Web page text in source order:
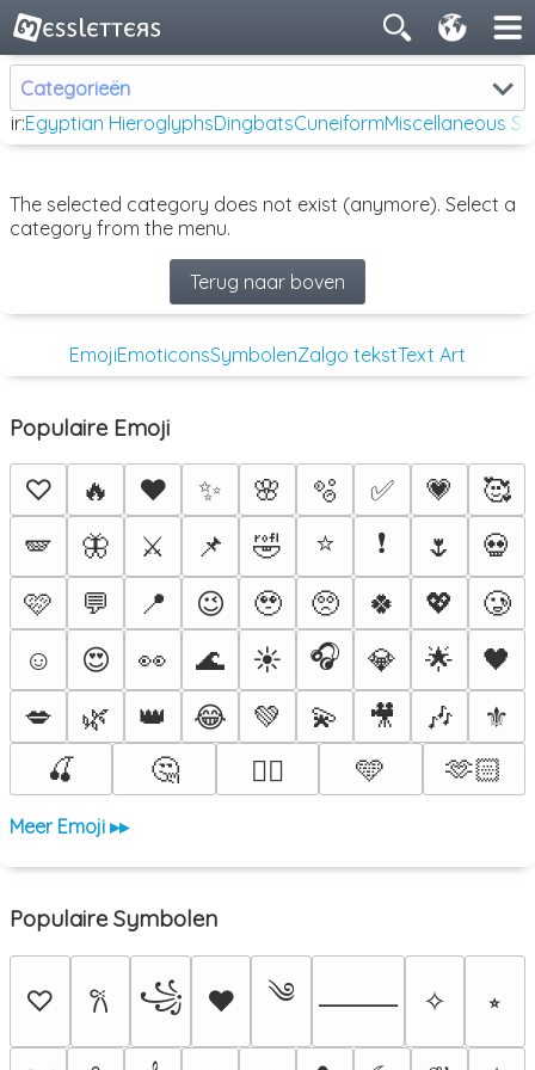
Categorieën
Egyptian HieroglyphsDingbatsCuneiformMiscellaneous
The selected category does not exist (anymore). Select a
category from the menu.
Terug naar boven
EmojiEmoticonsSymbolenZalgo tekstText Art
Populaire Emoji
♡ 🔥 ❤️ ✨ 🌸 🫧 ✅ 💗
🥰
🪽
🦋 ⚔️ 📌 🤣 ⭐ ❗ 🌷
💀
🩷
💬 📍 😉 🥹 🥺 🍀 💖
🥲
☺️
😍 👀 🌊 ☀️ 🎧 💎 🌟
🖤
💋
🌿 👑 😂 💚 💫 🎥 🎶
⚜️
🍒
🤔 ❤️‍🔥 🩵 🫶🏻
Meer Emoji ▸▸
Populaire Symbolen
♡ 𐙚 ꧁ ♥ ༄ ⸻ ✧ ⭒